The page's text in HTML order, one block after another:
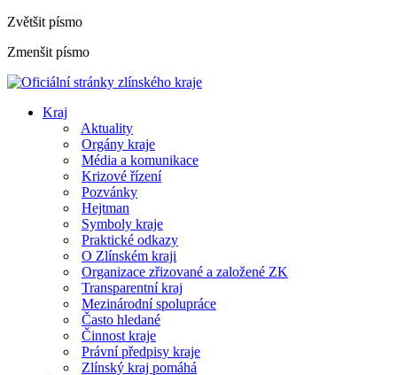
Zvětšit písmo
Zmenšit písmo
Kraj
Aktuality
Orgány kraje
Média a komunikace
Krizové řízení
Pozvánky
Hejtman
Symboly kraje
Praktické odkazy
O Zlínském kraji
Organizace zřizované a založené ZK
Transparentní kraj
Mezinárodní spolupráce
Často hledané
Činnost kraje
Právní předpisy kraje
Zlínský kraj pomáhá